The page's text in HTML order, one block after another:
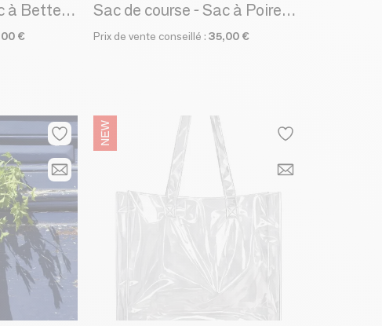
Sac de course - Sac à Betteraves
€
Sac de course - Sac à Poireaux - Sac à navets
Prix de vente conseillé :35,00 €